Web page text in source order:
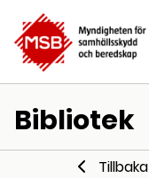
Bibliotek
Tillbaka